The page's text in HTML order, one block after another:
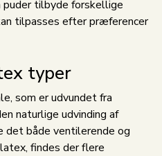
puder tilbyde forskellige
tilpasses efter præferencer
typer
som er udvundet fra
naturlige udvinding af
det både ventilerende og
findes der flere